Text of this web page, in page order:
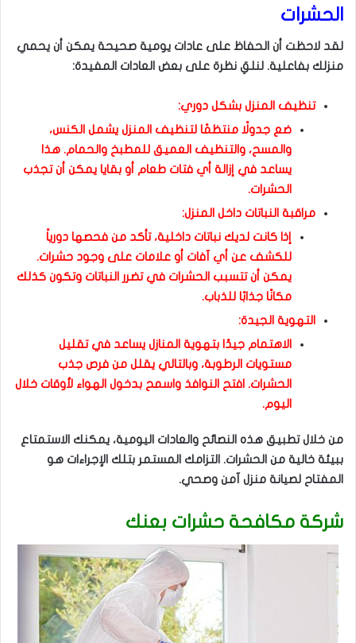
الحشرات
لقد لاحظت أن الحفاظ على عادات يومية صحيحة يمكن أن يحمي
منزلك بفاعلية. لنلقِ نظرة على بعض العادات المفيدة:
تنظيف المنزل بشكل دوري:
ضع جدولًا منتظمًا لتنظيف المنزل يشمل الكنس،
والمسح، والتنظيف العميق للمطبخ والحمام. هذا
يساعد في إزالة أي فتات طعام أو بقايا يمكن أن تجذب
الحشرات.
مراقبة النباتات داخل المنزل:
إذا كانت لديك نباتات داخلية، تأكد من فحصها دورياً
للكشف عن أي آفات أو علامات على وجود حشرات.
يمكن أن تتسبب الحشرات في تضرر النباتات وتكون كذلك
مكانًا جذابًا للذباب.
التهوية الجيدة:
الاهتمام جيدًا بتهوية المنازل يساعد في تقليل
مستويات الرطوبة، وبالتالي يقلل من فرص جذب
الحشرات. افتح النوافذ واسمح بدخول الهواء لأوقات خلال
اليوم.
من خلال تطبيق هذه النصائح والعادات اليومية، يمكنك الاستمتاع
ببيئة خالية من الحشرات. التزامك المستمر بتلك الإجراءات هو
المفتاح لصيانة منزل آمن وصحي.
شركة مكافحة حشرات بعنك